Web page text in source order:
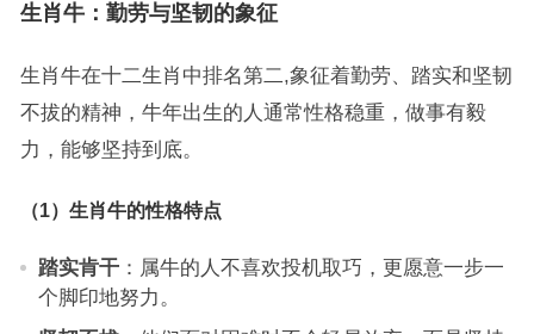
生肖牛：勤劳与坚韧的象征
生肖牛在十二生肖中排名第二,象征着勤劳、踏实和坚韧
不拔的精神，牛年出生的人通常性格稳重，做事有毅
力，能够坚持到底。
（1）生肖牛的性格特点
踏实肯干：属牛的人不喜欢投机取巧，更愿意一步一
个脚印地努力。